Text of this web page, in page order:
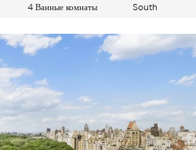
4 Ванные комнаты South